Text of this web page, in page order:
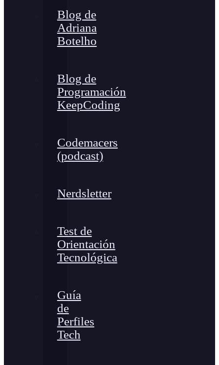
Blog de
Adriana
Botelho
Blog de
Programación
KeepCoding
Codemacers
(podcast)
Nerdsletter
Test de
Orientación
Tecnológica
Guía
de
Perfiles
Tech